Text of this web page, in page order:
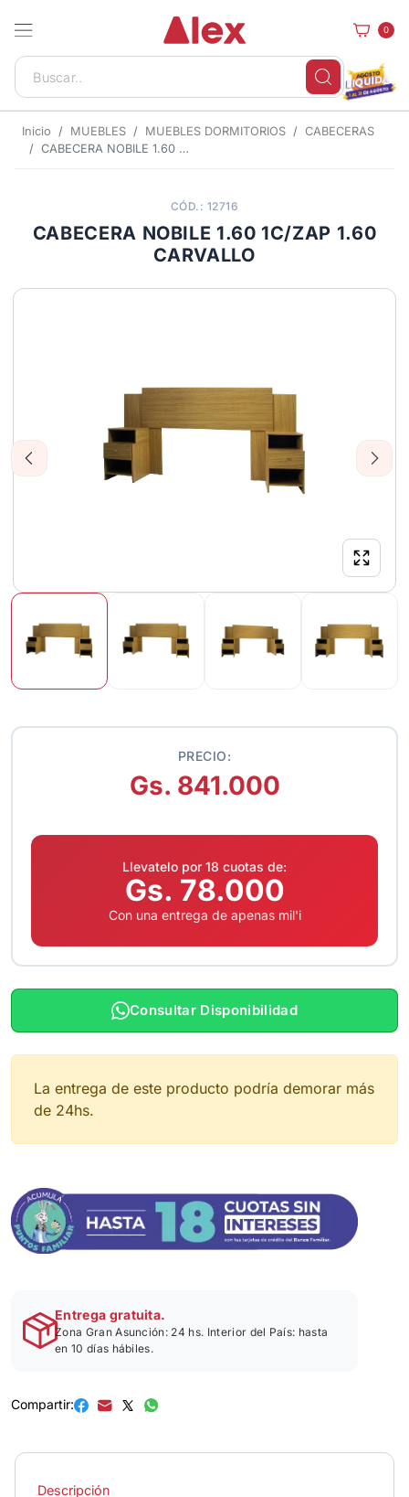
0
Inicio MUEBLES MUEBLES DORMITORIOS
CABECERAS
CABECERA NOBILE 1.60 1C/ZAP 1.60 CARVALLO
CÓD.: 12716
CABECERA NOBILE 1.60 1C/ZAP 1.60
CARVALLO
Previous Next
PRECIO:
Gs. 841.000
Llevatelo por 18 cuotas de:
Gs. 78.000
Con una entrega de apenas mil'i
Consultar Disponibilidad
La entrega de este producto podría demorar más
de 24hs.
Entrega gratuita.
Zona Gran Asunción: 24 hs. Interior del País: hasta
en 10 días hábiles.
Compartir:
Descripción